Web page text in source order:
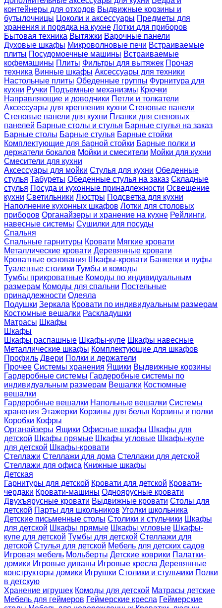
контейнеры для отходов Выдвижные корзины и
бутылочницы Цоколи и аксессуары Предметы для
хранения и порядка на кухне Лотки для приборов
Бытовая техника Вытяжки Варочные панели
Духовые шкафы Микроволновые печи Встраиваемые
плиты Посудомоечные машины Встраиваемые
кофемашины Плиты Фильтры для вытяжек Прочая
техника Винные шкафы Аксессуары для техники
Настольные плиты Обеденные группы Фурнитура для
кухни Ручки Подъемные механизмы Крючки
Направляющие и доводчики Петли и толкатели
Аксессуары для крепления кухни Стеновые панели
Стеновые панели для кухни Планки для стеновых
панелей Барные столы и стулья Барные стулья на заказ
Барные столы Барные стулья Барные стойки
Комплектующие для барной стойки Барные полки и
держатели бокалов Мойки и смесители Мойки для кухни
Смесители для кухни
Аксессуары для мойки Стулья для кухни Обеденные
стулья Табуреты Обеденные стулья на заказ Складные
стулья Посуда и кухонные принадлежности Освещение
кухни Светильники Люстры Подсветка для кухни
Наполнение кухонных шкафов Лотки для столовых
приборов Органайзеры и хранение на кухне Рейлинги,
навесные системы Сушилки для посуды
Спальня
Спальные гарнитуры Кровати Мягкие кровати
Металлические кровати Деревянные кровати
Кроватные основания Шкафы-кровати Банкетки и пуфы
Туалетные столики Тумбы и комоды
Тумбы прикроватные Комоды по индивидуальным
размерам Комоды для спальни Постельные
принадлежности Одеяла
Подушки Зеркала Кровати по индивидуальным размерам
Костюмные вешалки Раскладушки
Матрасы Шкафы
Шкафы
Шкафы распашные Шкафы-купе Шкафы навесные
Металлические шкафы Комплектующие для шкафов
Профиль Двери Полки и держатели
Прочее Системы хранения Ящики Выдвижные корзины
Гардеробные системы Гардеробные системы по
индивидуальным размерам Вешалки Костюмные
вешалки
Гардеробные вешалки Напольные вешалки Системы
хранения Этажерки Корзины для белья Корзины и полки
Коробки Кофры
Органайзеры Ящики Офисные шкафы Шкафы для
детской Шкафы прямые Шкафы угловые Шкафы-купе
для детской Шкафы-кровати
Стеллажи Стеллажи для дома Стеллажи для детской
Стеллажи для офиса Книжные шкафы
Детская
Гарнитуры для детской Кровати для детской Кровати-
чердаки Кровати-машины Одноярусные кровати
Двухъярусные кровати Выдвижные кровати Столы для
детской Парты для школьников Уголки школьника
Детские письменные столы Столики и стульчики Шкафы
для детской Шкафы прямые Шкафы угловые Шкафы-
купе для детской Тумбы для детской Стеллажи для
детской Стулья для детской Мебель для детских садов
Игровая мебель Мольберты Детские коврики Палатки-
домики Игровые диваны Игровые кресла Деревянные
конструкторы домики Игрушки Столики и стульчики Полки
в детскую
Хранение игрушек Комоды для детской Матрасы детские
Мебель для геймеров Геймерские кресла Геймерские